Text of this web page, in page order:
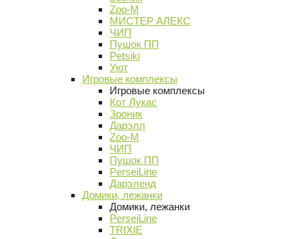
Zoo-M
МИСТЕР АЛЕКС
ЧИП
Пушок ПП
Petsiki
Уют
Игровые комплексы
Игровые комплексы
Кот Лукас
Зооник
Дарэлл
Zoo-M
ЧИП
Пушок ПП
PerseiLine
Дарэленд
Домики, лежанки
Домики, лежанки
PerseiLine
TRIXIE